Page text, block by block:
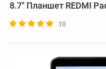
8.7" Планшет REDMI
10